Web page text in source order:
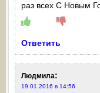
раз всех С Новым
Ответить
Людмила:
19.01.2016 в 14:56